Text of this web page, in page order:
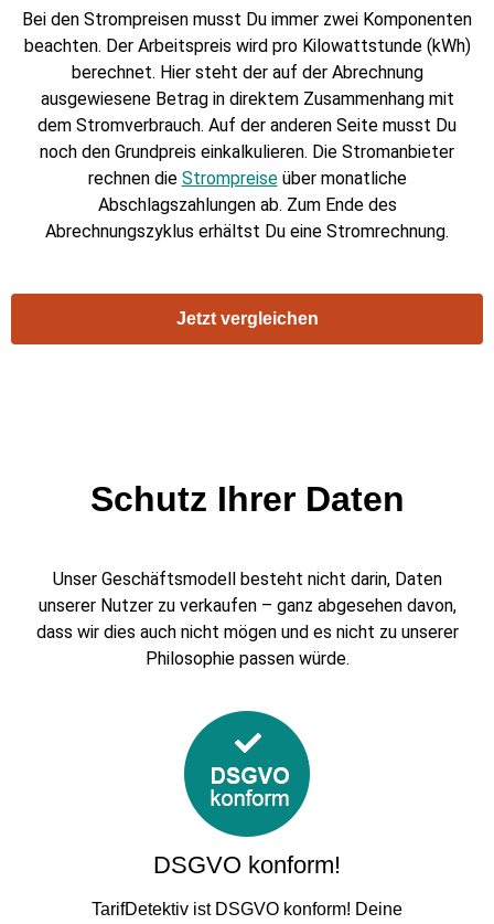
Bei den Strompreisen musst Du immer zwei Komponenten
beachten. Der Arbeitspreis wird pro Kilowattstunde (kWh)
berechnet. Hier steht der auf der Abrechnung
ausgewiesene Betrag in direktem Zusammenhang mit
dem Stromverbrauch. Auf der anderen Seite musst Du
noch den Grundpreis einkalkulieren. Die Stromanbieter
rechnen die Strompreiseüber monatliche
Abschlagszahlungen ab. Zum Ende des
Abrechnungszyklus erhältst Du eine Stromrechnung.
Jetzt vergleichen
Schutz Ihrer Daten
Unser Geschäftsmodell besteht nicht darin, Daten
unserer Nutzer zu verkaufen – ganz abgesehen davon,
dass wir dies auch nicht mögen und es nicht zu unserer
Philosophie passen würde.
DSGVO konform!
TarifDetektiv ist DSGVO konform! Deine